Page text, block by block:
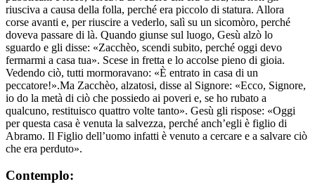
riusciva a causa della folla, perché era piccolo di statura. Allora
corse avanti e, per riuscire a vederlo, salì su un sicomòro, perché
doveva passare di là. Quando giunse sul luogo, Gesù alzò lo
sguardo e gli disse: «Zacchèo, scendi subito, perché oggi devo
fermarmi a casa tua». Scese in fretta e lo accolse pieno di gioia.
Vedendo ciò, tutti mormoravano: «È entrato in casa di un
peccatore!».Ma Zacchèo, alzatosi, disse al Signore: «Ecco, Signore,
io do la metà di ciò che possiedo ai poveri e, se ho rubato a
qualcuno, restituisco quattro volte tanto». Gesù gli rispose: «Oggi
per questa casa è venuta la salvezza, perché anch’egli è figlio di
Abramo. Il Figlio dell’uomo infatti è venuto a cercare e a salvare ciò
che era perduto».
Contemplo: